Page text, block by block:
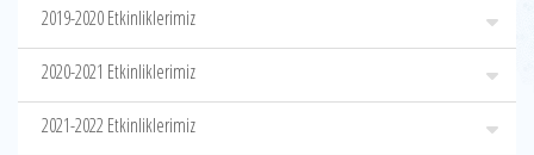
2019-2020 Etkinliklerimiz
2020-2021 Etkinliklerimiz
2021-2022 Etkinliklerimiz